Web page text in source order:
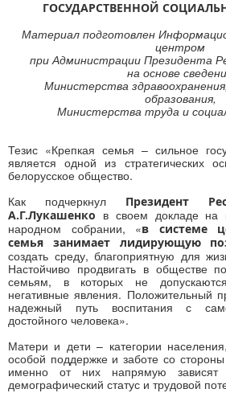
ГОСУДАРСТВЕННОЙ
Материал подготовлен
центром
при Администрации Президента
на основе
Министерства
образования,
Министерства труда и
Тезис «Крепкая семья – сильное
является одной из стратегических
белорусское общество.
Как подчеркнул Президент
А.Г.Лукашенко в своем докладе на
народном собрании, «в системе
семья занимает лидирующую
создать среду, благоприятную для
Настойчиво продвигать в обществе
семьям, в которых не
негативные явления. Положительный
надежный путь воспитания с
достойного человека».
Матери и дети – категории
особой поддержке и заботе со стороны
именно от них напрямую
демографический статус и трудовой